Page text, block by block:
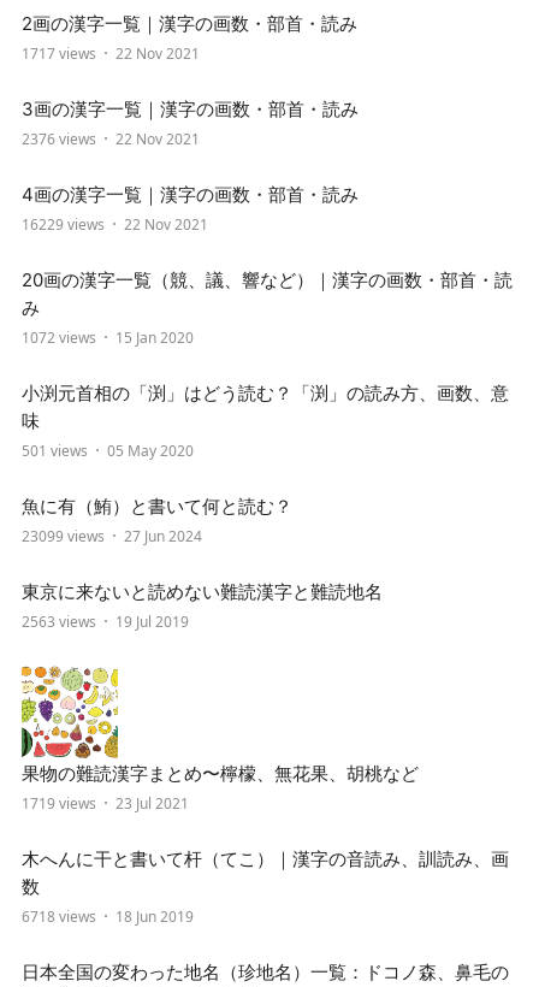
2画の漢字一覧｜漢字の画数・部首・読み
1717 views 22 Nov 2021
3画の漢字一覧｜漢字の画数・部首・読み
2376 views 22 Nov 2021
4画の漢字一覧｜漢字の画数・部首・読み
16229 views 22 Nov 2021
20画の漢字一覧（競、議、響など）｜漢字の画数・部首・読
み
1072 views 15 Jan 2020
小渕元首相の「渕」はどう読む？「渕」の読み方、画数、意
味
501 views 05 May 2020
魚に有（鮪）と書いて何と読む？
23099 views 27 Jun 2024
東京に来ないと読めない難読漢字と難読地名
2563 views 19 Jul 2019
果物の難読漢字まとめ〜檸檬、無花果、胡桃など
1719 views 23 Jul 2021
木へんに干と書いて杆（てこ）｜漢字の音読み、訓読み、画
数
6718 views 18 Jun 2019
日本全国の変わった地名（珍地名）一覧：ドコノ森、鼻毛の